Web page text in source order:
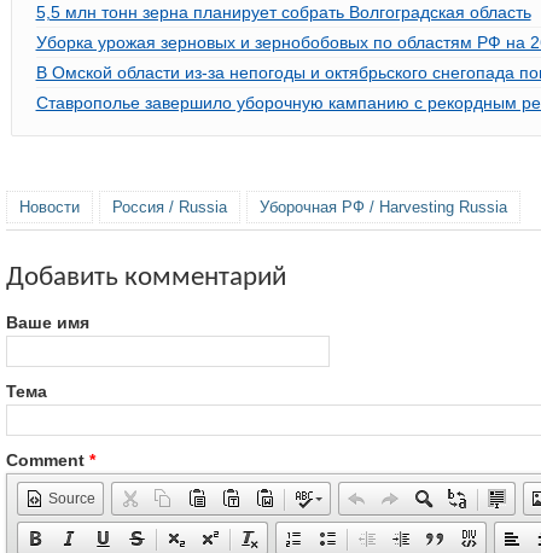
5,5 млн тонн зерна планирует собрать Волгоградская область
Уборка урожая зерновых и зернобобовых по областям РФ на
В Омской области из-за непогоды и октябрьского снегопада
Ставрополье завершило уборочную кампанию с рекордным
Новости Россия / Russia Уборочная РФ / Harvesting Russia
Добавить комментарий
Ваше имя
Тема
Comment *
Source